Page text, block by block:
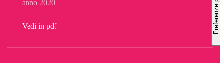
anno 2020
Vedi in pdf